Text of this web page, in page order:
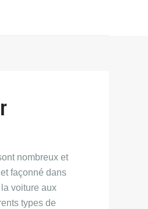
nombreux et
façonné dans
voiture aux
types de